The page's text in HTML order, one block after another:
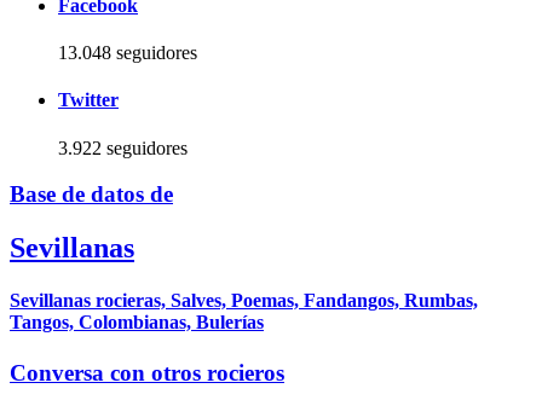
Facebook
13.048 seguidores
Twitter
3.922 seguidores
Base de datos de
Sevillanas
Sevillanas rocieras, Salves, Poemas, Fandangos, Rumbas,
Tangos, Colombianas, Bulerías
Conversa con otros rocieros